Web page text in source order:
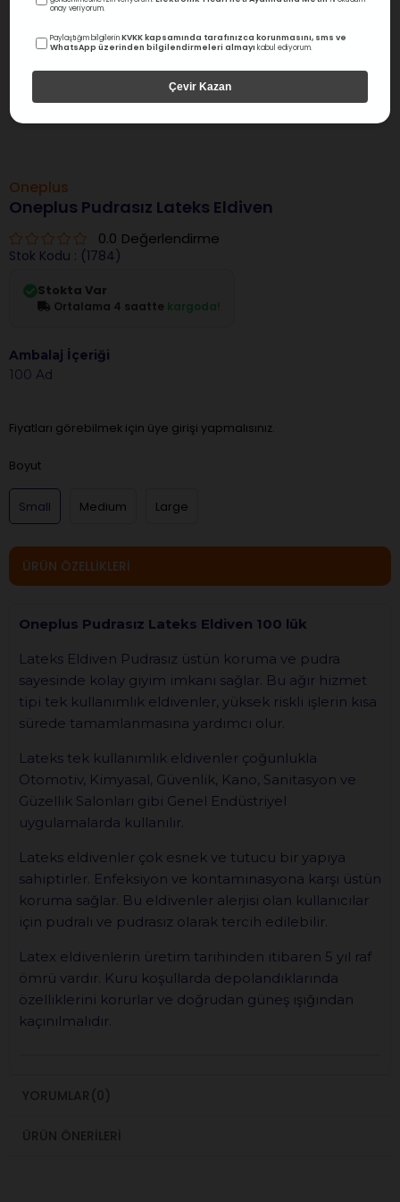
Oneplus
Oneplus Pudrasız Lateks Eldiven
0.0 Değerlendirme
Stok Kodu (1784)
Stokta Var
Ortalama 4 saatte kargoda!
Ambalaj İçeriği
100 Ad
Fiyatları görebilmek için üye girişi yapmalısınız.
Boyut
Small Medium Large
ÜRÜN ÖZELLIKLERI
Oneplus Pudrasız Lateks Eldiven 100 lük
Lateks Eldiven Pudrasız üstün koruma ve pudra
sayesinde kolay giyim imkanı sağlar. Bu ağır hizmet
tipi tek kullanımlık eldivenler, yüksek riskli işlerin kısa
sürede tamamlanmasına yardımcı olur.
Lateks tek kullanımlık eldivenler çoğunlukla
Otomotiv, Kimyasal, Güvenlik, Kano, Sanitasyon ve
Güzellik Salonları gibi Genel Endüstriyel
uygulamalarda kullanılır.
Lateks eldivenler çok esnek ve tutucu bir yapıya
sahiptirler. Enfeksiyon ve kontaminasyona karşı üstün
koruma sağlar. Bu eldivenler alerjisi olan kullanıcılar
için pudralı ve pudrasız olarak tercih edilebilir.
Latex eldivenlerin üretim tarihinden itibaren 5 yıl raf
ömrü vardır. Kuru koşullarda depolandıklarında
özelliklerini korurlar ve doğrudan güneş ışığından
kaçınılmalıdır.
YORUMLAR (0)
ÜRÜN ÖNERILERI
onay veriyorum.
Paylaştığım bilgilerinKVKK kapsamında tarafınızca korunmasını, sms ve
WhatsApp üzerinden bilgilendirmeleri almayı kabul ediyorum.
Çevir Kazan